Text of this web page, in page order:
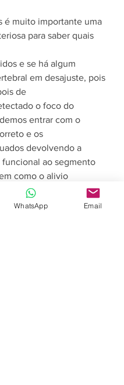
é muito importante uma
para saber quais
e se há algum
em desajuste, pois
de
o foco do
entrar com o
e os
devolvendo a
funcional ao segmento
como o alivio
dor muscular.
WhatsApp Email